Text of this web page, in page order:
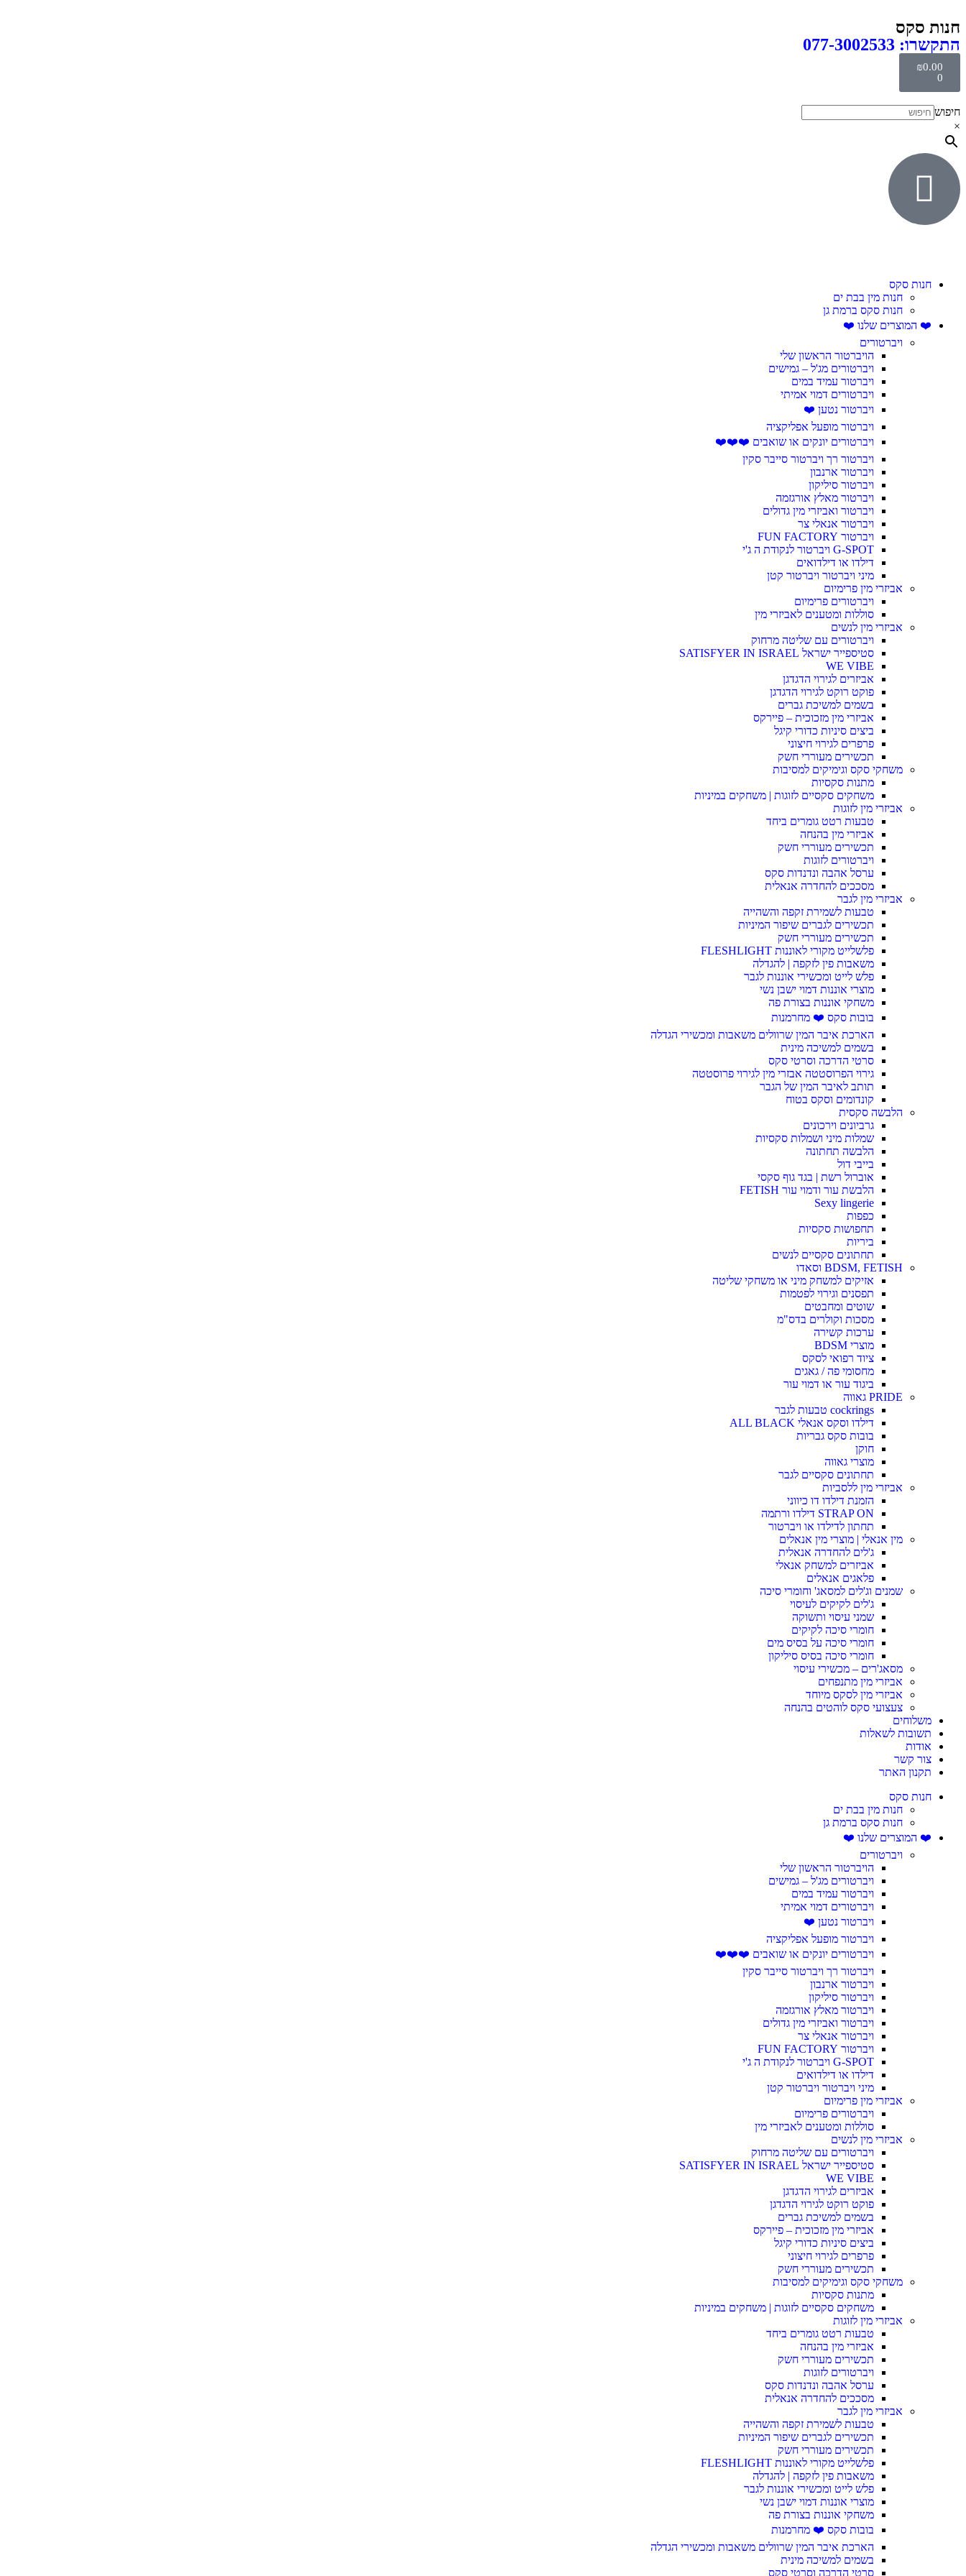
חנות סקס
התקשרו: 077-3002533
₪0.00
0
חיפוש
×
חנות סקס
חנות מין בבת ים
חנות סקס ברמת גן
❤️ המוצרים שלנו ❤️
ויברטורים
הויברטור הראשון שלי
ויברטורים מג'ל – גמישים
ויברטור עמיד במים
ויברטורים דמוי אמיתי
ויברטור נטען ❤️
ויברטור מופעל אפליקציה
ויברטורים יונקים או שואבים ❤️❤️❤️
ויברטור רך ויברטור סייבר סקין
ויברטור ארנבון
ויברטור סיליקון
ויברטור מאלץ אורגזמה
ויברטור ואביזרי מין גדולים
ויברטור אנאלי צר
ויברטור FUN FACTORY
G-SPOT ויברטור לנקודת ה ג'י
דילדו או דילדואים
מיני ויברטור ויברטור קטן
אביזרי מין פרימיום
ויברטורים פרימיום
סוללות ומטענים לאביזרי מין
אביזרי מין לנשים
ויברטורים עם שליטה מרחוק
סטיספייר ישראל SATISFYER IN ISRAEL
WE VIBE
אביזרים לגירוי הדגדגן
פוקט רוקט לגירוי הדגדגן
בשמים למשיכת גברים
אביזרי מין מזכוכית – פיירקס
ביצים סיניות כדורי קיגל
פרפרים לגירוי חיצוני
תכשירים מעוררי חשק
משחקי סקס וגימיקים למסיבות
מתנות סקסיות
משחקים סקסיים לזוגות | משחקים במיניות
אביזרי מין לזוגות
טבעות רטט גומרים ביחד
אביזרי מין בהנחה
תכשירים מעוררי חשק
ויברטורים לזוגות
ערסל אהבה ונדנדות סקס
מסככים להחדרה אנאלית
אביזרי מין לגבר
טבעות לשמירת זקפה והשהייה
תכשירים לגברים שיפור המיניות
תכשירים מעוררי חשק
פלשלייט מקורי לאוננות FLESHLIGHT
משאבות פין לזקפה | להגדלה
פלש לייט ומכשירי אוננות לגבר
מוצרי אוננות דמוי ישבן נשי
משחקי אוננות בצורת פה
בובות סקס ❤️ מחרמנות
הארכת איבר המין שרוולים משאבות ומכשירי הגדלה
בשמים למשיכה מינית
סרטי הדרכה וסרטי סקס
גירוי הפרוסטטה אבזרי מין לגירוי פרוסטטה
תותב לאיבר המין של הגבר
קונדומים וסקס בטוח
הלבשה סקסית
גרביונים וירכונים
שמלות מיני ושמלות סקסיות
הלבשה תחתונה
בייבי דול
אוברול רשת | בגד גוף סקסי
הלבשת עור ודמוי עור FETISH
Sexy lingerie
כפפות
תחפושות סקסיות
ביריות
תחתונים סקסיים לנשים
BDSM, FETISH וסאדו
אזיקים למשחק מיני או משחקי שליטה
תפסנים וגירוי לפטמות
שוטים ומחבטים
מסכות וקולרים בדס"מ
ערכות קשירה
מוצרי BDSM
ציוד רפואי לסקס
מחסומי פה / גאגים
ביגוד עור או דמוי עור
PRIDE גאווה
cockrings טבעות לגבר
דילדו וסקס אנאלי ALL BLACK
בובות סקס גבריות
חוקן
מוצרי גאווה
תחתונים סקסיים לגבר
אביזרי מין ללסביות
הזמנת דילדו דו כיווני
STRAP ON דילדו ורתמה
תחתון לדילדו או ויברטור
מין אנאלי | מוצרי מין אנאלים
ג'לים להחדרה אנאלית
אביזרים למשחק אנאלי
פלאגים אנאלים
שמנים וג'לים למסאג' וחומרי סיכה
ג'לים לקיקים לעיסוי
שמני עיסוי ותשוקה
חומרי סיכה לקיקים
חומרי סיכה על בסיס מים
חומרי סיכה בסיס סיליקון
מסאג'רים – מכשירי עיסוי
אביזרי מין מתנפחים
אביזרי מין לסקס מיוחד
צעצועי סקס לוהטים בהנחה
משלוחים
תשובות לשאלות
אודות
צור קשר
תקנון האתר
חנות סקס
חנות מין בבת ים
חנות סקס ברמת גן
❤️ המוצרים שלנו ❤️
ויברטורים
הויברטור הראשון שלי
ויברטורים מג'ל – גמישים
ויברטור עמיד במים
ויברטורים דמוי אמיתי
ויברטור נטען ❤️
ויברטור מופעל אפליקציה
ויברטורים יונקים או שואבים ❤️❤️❤️
ויברטור רך ויברטור סייבר סקין
ויברטור ארנבון
ויברטור סיליקון
ויברטור מאלץ אורגזמה
ויברטור ואביזרי מין גדולים
ויברטור אנאלי צר
ויברטור FUN FACTORY
G-SPOT ויברטור לנקודת ה ג'י
דילדו או דילדואים
מיני ויברטור ויברטור קטן
אביזרי מין פרימיום
ויברטורים פרימיום
סוללות ומטענים לאביזרי מין
אביזרי מין לנשים
ויברטורים עם שליטה מרחוק
סטיספייר ישראל SATISFYER IN ISRAEL
WE VIBE
אביזרים לגירוי הדגדגן
פוקט רוקט לגירוי הדגדגן
בשמים למשיכת גברים
אביזרי מין מזכוכית – פיירקס
ביצים סיניות כדורי קיגל
פרפרים לגירוי חיצוני
תכשירים מעוררי חשק
משחקי סקס וגימיקים למסיבות
מתנות סקסיות
משחקים סקסיים לזוגות | משחקים במיניות
אביזרי מין לזוגות
טבעות רטט גומרים ביחד
אביזרי מין בהנחה
תכשירים מעוררי חשק
ויברטורים לזוגות
ערסל אהבה ונדנדות סקס
מסככים להחדרה אנאלית
אביזרי מין לגבר
טבעות לשמירת זקפה והשהייה
תכשירים לגברים שיפור המיניות
תכשירים מעוררי חשק
פלשלייט מקורי לאוננות FLESHLIGHT
משאבות פין לזקפה | להגדלה
פלש לייט ומכשירי אוננות לגבר
מוצרי אוננות דמוי ישבן נשי
משחקי אוננות בצורת פה
בובות סקס ❤️ מחרמנות
הארכת איבר המין שרוולים משאבות ומכשירי הגדלה
בשמים למשיכה מינית
סרטי הדרכה וסרטי סקס